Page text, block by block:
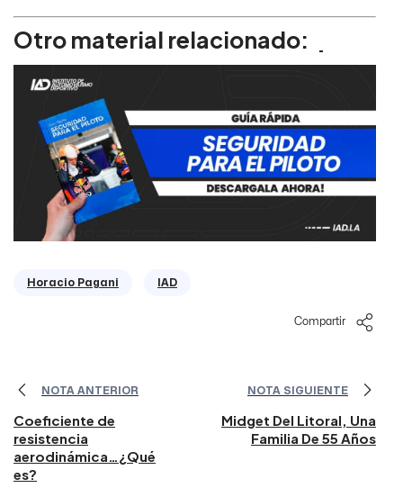
Otro material relacionado:
Horacio Pagani IAD
Compartir
NOTA ANTERIOR
Coeficiente de
resistencia
aerodinámica…¿Qué
es?
NOTA SIGUIENTE
Midget Del Litoral, Una
Familia De 55 Años